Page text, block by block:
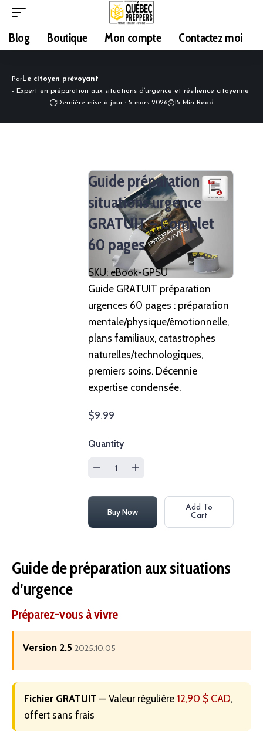
Blog Boutique Mon compte Contactez moi
ParLe citoyen prévoyant
- Expert en préparation aux situations d’urgence et résilience citoyenne
Dernière mise à jour : 5 mars 2026
15 Min Read
Guide préparation
situations urgence
GRATUIT – Complet
60 pages
SKU: eBook-GPSU
Guide GRATUIT préparation
urgences 60 pages : préparation
mentale/physique/émotionnelle,
plans familiaux, catastrophes
naturelles/technologiques,
premiers soins. Décennie
expertise condensée.
$9.99
Quantity
Buy Now
Add To
Cart
Guide de préparation aux situations
d’urgence
Préparez-vous à vivre
Version 2.5 2025.10.05
Fichier GRATUIT — Valeur régulière 12,90 $ CAD,
offert sans frais